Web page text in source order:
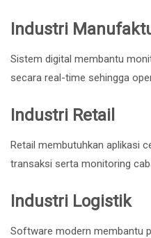
Industri
Sistem digital membantu
secara real-time sehingga
Industri Retail
Retail membutuhkan aplikasi
transaksi serta monitoring
Industri Logistik
Software modern membantu